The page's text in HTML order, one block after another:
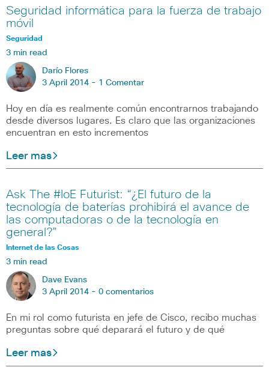
Seguridad informática para la fuerza de trabajo
móvil
Seguridad
3 min read
Darío Flores
3 April 2014 - 1 Comentar
Hoy en día es realmente común encontrarnos trabajando
desde diversos lugares. Es claro que las organizaciones
encuentran en esto incrementos
Leer mas
Ask The #IoE Futurist: “¿El futuro de la
tecnología de baterías prohibirá el avance de
las computadoras o de la tecnología en
general?”
Internet de las Cosas
3 min read
Dave Evans
3 April 2014 - 0 comentarios
En mi rol como futurista en jefe de Cisco, recibo muchas
preguntas sobre qué deparará el futuro y de qué
Leer mas